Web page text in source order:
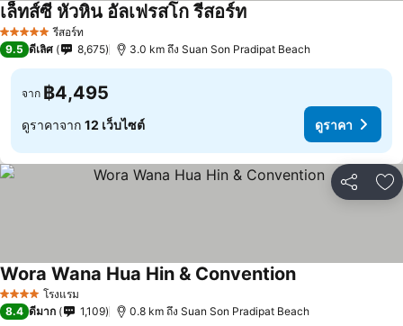
5 ดาว รีสอร์ท
เล็ทส์ซี หัวหิน อัลเฟรสโก รีสอร์ท
9.5 ดีเลิศ 8,675 3.0 km ถึง Suan Son Pradipat Beach
จาก ฿4,495
ดูราคาจาก 12 เว็บไซต์ ดูราคา
แชร์ เ
4 ดาว โรงแรม
Wora Wana Hua Hin & Convention
8.4 ดีมาก 1,109 0.8 km ถึง Suan Son Pradipat Beach